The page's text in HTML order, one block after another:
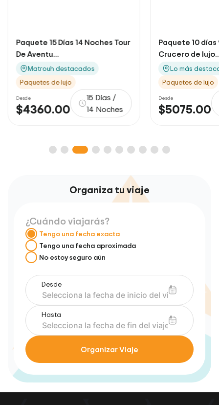
Paquete 15 Días 14 Noches Tour
De Aventu...
Matrouh destacados
Paquetes de lujo
Desde
$4360.00
15 Días /
14 Noches
Paquete 10
Crucero de
Lo más
Paquetes de lujo
Desde
$5075.00
Organiza tu viaje
¿Cuándo viajarás?
Tengo una fecha exacta
Tengo una fecha aproximada
No estoy seguro aún
Desde
Hasta
Organizar Viaje